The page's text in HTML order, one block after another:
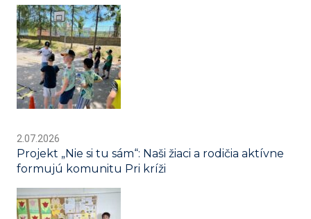
2.07.2026
Projekt „Nie si tu sám“: Naši žiaci a rodičia aktívne
formujú komunitu Pri kríži